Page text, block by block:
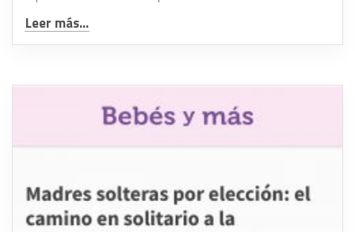
Leer más...